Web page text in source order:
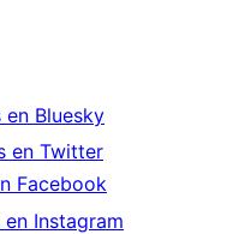
Bluesky
en Twitter
Facebook
Instagram